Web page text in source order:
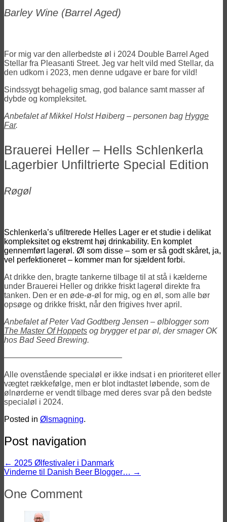
Barley Wine (Barrel Aged)
For mig var den allerbedste øl i 2024 Double Barrel Aged
Stellar fra Pleasanti Street. Jeg var helt vild med Stellar, da
den udkom i 2023, men denne udgave er bare for vild!
Sindssygt behagelig smag, god balance samt masser af
dybde og kompleksitet.
Anbefalet af Mikkel Holst Høiberg – personen bag Hygge
Far.
Brauerei Heller – Hells Schlenkerla
Lagerbier Unfiltrierte Special Edition
Røgøl
Schlenkerla’s ufiltrerede Helles Lager er et studie i delikat
kompleksitet og ekstremt høj drinkability. En komplet
gennemført lagerøl. Øl som disse – som er så godt skåret, ja,
vel perfektioneret – kommer man for sjældent forbi.
At drikke den, bragte tankerne tilbage til at stå i kælderne
under Brauerei Heller og drikke friskt lagerøl direkte fra
tanken. Den er en øde-ø-øl for mig, og en øl, som alle bør
opsøge og drikke friskt, når den frigives hver april.
Anbefalet af Peter Vad Godtberg Jensen – ølblogger som
The Master Of Hoppets og brygger et par øl, der smager OK
hos Bad Seed Brewing.
——————————————–
Alle ovenstående specialøl er ikke indsat i en prioriteret eller
vægtet rækkefølge, men er blot indtastet løbende, som de
ølnørderne er vendt tilbage med deres svar på den bedste
specialøl i 2024.
Posted in Ølsmagning.
Post navigation
← 2025 Ølfestivaler i Danmark
Vinderne til Danish Beer Blogger… →
One Comment